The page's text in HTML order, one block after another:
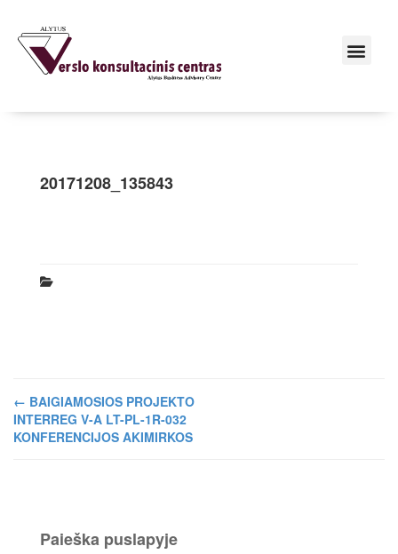
20171208_135843
← BAIGIAMOSIOS PROJEKTO
INTERREG V-A LT-PL-1R-032
KONFERENCIJOS AKIMIRKOS
Paieška puslapyje